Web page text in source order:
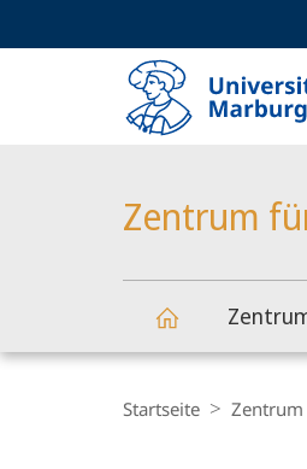
Zentrum
Navigation
Startseite